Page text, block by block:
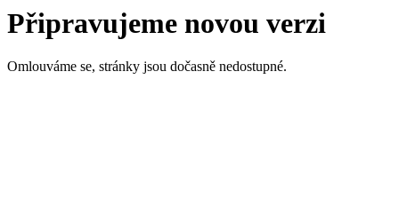
Připravujeme novou verzi
Omlouváme se, stránky jsou dočasně nedostupné.